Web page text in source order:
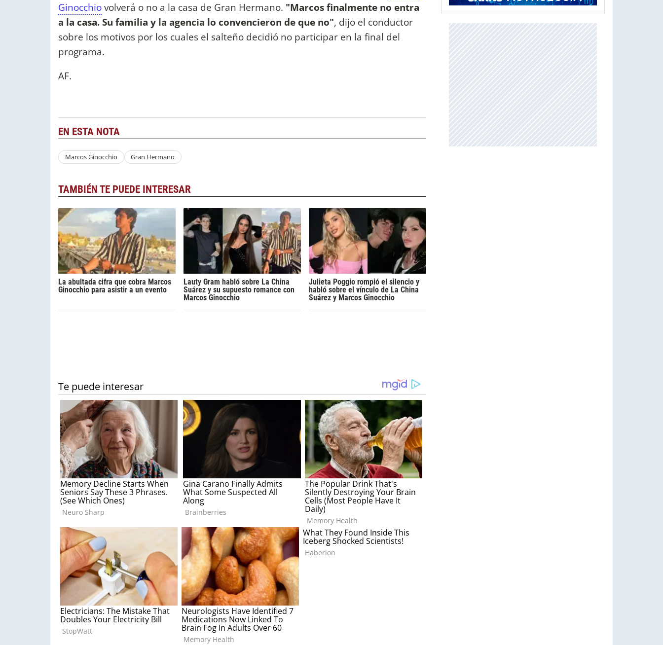
Ginocchiovolverá o no a la casa de Gran Hermano. "Marcos finalmente no entra
a la casa. Su familia y la agencia lo convencieron de que no", dijo el conductor
sobre los motivos por los cuales el salteño decidió no participar en la final del
programa.
AF.
EN ESTA NOTA
Marcos Ginocchio Gran Hermano
TAMBIÉN TE PUEDE INTERESAR
La abultada cifra que cobra Marcos
Ginocchio para asistir a un evento
Lauty Gram habló sobre La China
Suárez y su supuesto romance con
Marcos Ginocchio
Julieta Poggio rompió el silencio y
habló sobre el vínculo de La China
Suárez y Marcos Ginocchio